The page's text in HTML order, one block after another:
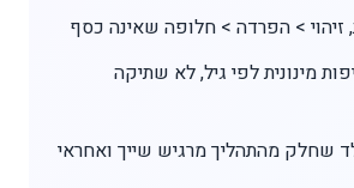
זיהוי > הפרדה > חלופה שאינה כסף
מינונית לפי גיל, לא שתיקה
שחלק מהתהליך מרגיש שייך ואחראי